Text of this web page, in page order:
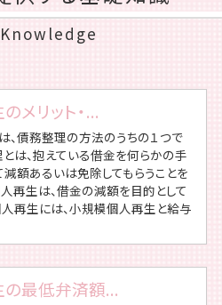
メリット・...
、債務整理の方法のうちの１つで
とは、抱えている借金を何らかの手
減額あるいは免除してもらうことを
人再生は、借金の減額を目的として
人再生には、小規模個人再生と給与
最低弁済額...